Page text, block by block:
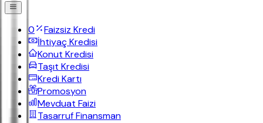
0
Faizsiz Kredi
İhtiyaç Kredisi
Konut Kredisi
Taşıt Kredisi
Kredi Kartı
Promosyon
Mevduat Faizi
Tasarruf Finansman